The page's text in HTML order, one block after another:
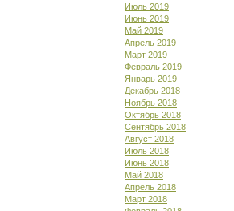
Июль 2019
Июнь 2019
Май 2019
Апрель 2019
Март 2019
Февраль 2019
Январь 2019
Декабрь 2018
Ноябрь 2018
Октябрь 2018
Сентябрь 2018
Август 2018
Июль 2018
Июнь 2018
Май 2018
Апрель 2018
Март 2018